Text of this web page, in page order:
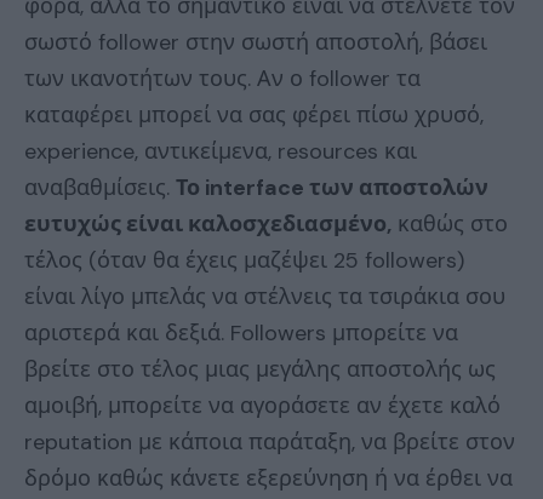
φορά, αλλά το σημαντικό είναι να στέλνετε τον
σωστό follower στην σωστή αποστολή, βάσει
των ικανοτήτων τους. Αν ο follower τα
καταφέρει μπορεί να σας φέρει πίσω χρυσό,
experience, αντικείμενα, resources και
αναβαθμίσεις. Το interface των αποστολών
ευτυχώς είναι καλοσχεδιασμένο, καθώς στο
τέλος (όταν θα έχεις μαζέψει 25 followers)
είναι λίγο μπελάς να στέλνεις τα τσιράκια σου
αριστερά και δεξιά. Followers μπορείτε να
βρείτε στο τέλος μιας μεγάλης αποστολής ως
αμοιβή, μπορείτε να αγοράσετε αν έχετε καλό
reputation με κάποια παράταξη, να βρείτε στον
δρόμο καθώς κάνετε εξερεύνηση ή να έρθει να